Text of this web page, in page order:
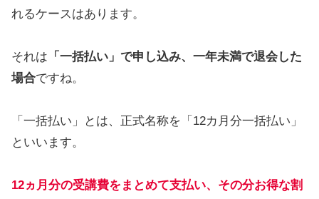
れるケースはあります。
それは 「一括払い」で申し込み、一年未満で退会した
場合ですね。
「一括払い」とは、正式名称を「12カ月分一括払い」
といいます。
12ヵ月分の受講費をまとめて支払い、その分お得な割